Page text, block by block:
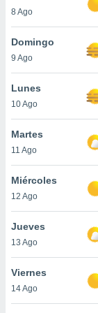
más
nuestra
y
de
disponible
cookies
aceptar
8 Ago
Domingo
9 Ago
Lunes
10 Ago
Martes
11 Ago
Miércoles
12 Ago
Jueves
13 Ago
Viernes
14 Ago